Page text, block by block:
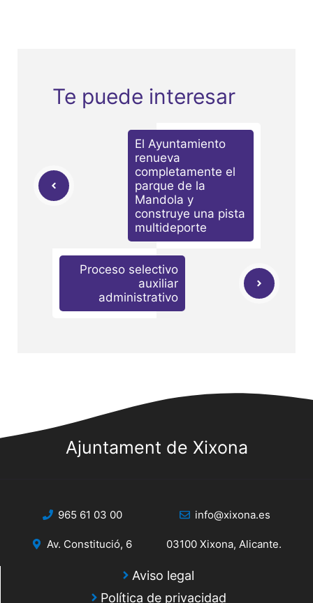
Te puede interesar
El Ayuntamiento
renueva
completamente el
parque de la
Mandola y
construye una pista
multideporte
Proceso selectivo
auxiliar
administrativo
Ajuntament de Xixona
965 61 03 00 info@xixona.es
Av. Constitució, 6 03100 Xixona, Alicante.
Aviso legal
Política de privacidad